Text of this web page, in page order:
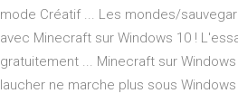
mode Créatif ... Les mondes/
avec Minecraft sur Windows 10 !
gratuitement ... Minecraft sur
laucher ne marche plus sous